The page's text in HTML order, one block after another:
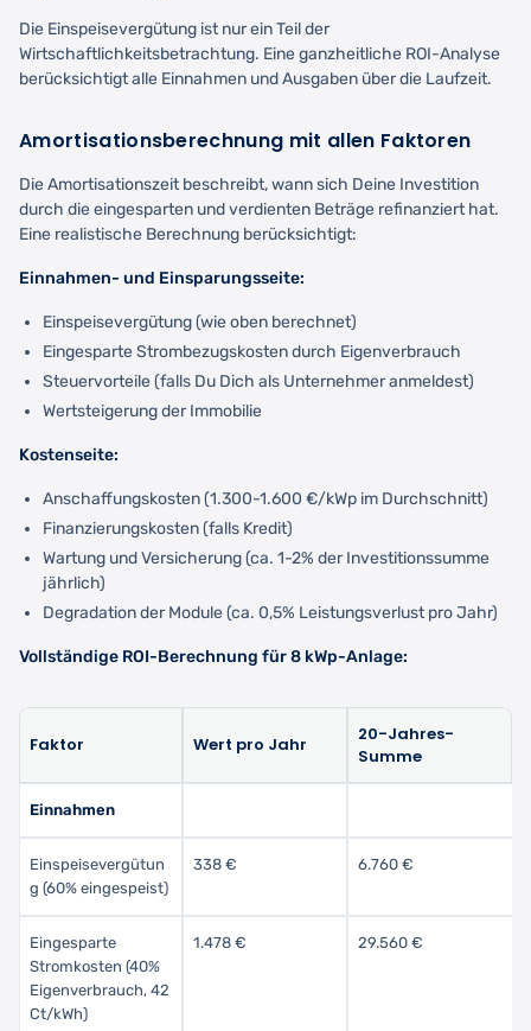
Die Einspeisevergütung ist nur ein Teil der
Wirtschaftlichkeitsbetrachtung. Eine ganzheitliche ROI-Analyse
berücksichtigt alle Einnahmen und Ausgaben über die Laufzeit.
Amortisationsberechnung mit allen Faktoren
Die Amortisationszeit beschreibt, wann sich Deine Investition
durch die eingesparten und verdienten Beträge refinanziert hat.
Eine realistische Berechnung berücksichtigt:
Einnahmen- und Einsparungsseite:
Einspeisevergütung (wie oben berechnet)
Eingesparte Strombezugskosten durch Eigenverbrauch
Steuervorteile (falls Du Dich als Unternehmer anmeldest)
Wertsteigerung der Immobilie
Kostenseite:
Anschaffungskosten (1.300-1.600 €/kWp im Durchschnitt)
Finanzierungskosten (falls Kredit)
Wartung und Versicherung (ca. 1-2% der Investitionssumme
jährlich)
Degradation der Module (ca. 0,5% Leistungsverlust pro Jahr)
Vollständige ROI-Berechnung für 8 kWp-Anlage:
Faktor Wert pro Jahr
20-Jahres-
Summe
Einnahmen
Einspeisevergütun
g (60% eingespeist)
338 € 6.760 €
Eingesparte
Stromkosten (40%
Eigenverbrauch, 42
Ct/kWh)
1.478 € 29.560 €